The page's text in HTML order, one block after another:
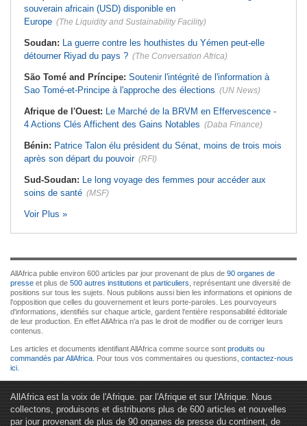
souverain africain (USD) disponible en
Europe (The Liquidity and Sustainability Facility)
Soudan: La guerre contre les houthistes du Yémen peut-elle
détourner Riyad du pays ? (The Conversation Africa)
São Tomé and Príncipe: Soutenir l'intégrité de l'information à
Sao Tomé-et-Principe à l'approche des élections (UN News)
Afrique de l'Ouest: Le Marché de la BRVM en Effervescence -
4 Actions Clés Affichent des Gains Notables (Daba Finance)
Bénin: Patrice Talon élu président du Sénat, moins de trois mois
après son départ du pouvoir (RFI)
Sud-Soudan: Le long voyage des femmes pour accéder aux
soins de santé (MSF)
Voir Plus »
AllAfrica publie environ 600 articles par jour provenant de plus de 90 organes de
presse et plus de 500 autres institutions et particuliers , représentant une diversité de
positions sur tous les sujets. Nous publions aussi bien les informations et opinions de
l'opposition que celles du gouvernement et leurs porte-paroles. Les pourvoyeurs
d'informations, identifiés sur chaque article, gardent l'entière responsabilité éditoriale
de leur production. En effet AllAfrica n'a pas le droit de modifier ou de corriger leurs
contenus.
Les articles et documents identifiant AllAfrica comme source sont produits ou
commandés par AllAfrica . Pour tous vos commentaires ou questions, contactez-nous
ici
AllAfrica est la voix de l'Afrique. par l'Afrique et sur l'Afrique. Nous
collectons, produisons et distribuons plus de 600 articles et nouvelles
par jour provenant de plus de 90 organes de presse du continent, de